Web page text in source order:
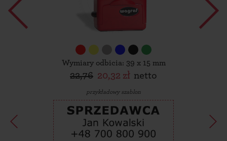
Wymiary odbicia: 39 x 15 mm
22,76 20,32 zł netto
przykładowy szablon